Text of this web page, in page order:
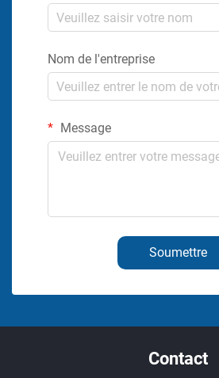
Nom de l'entreprise
Message
Soumettre
Contact